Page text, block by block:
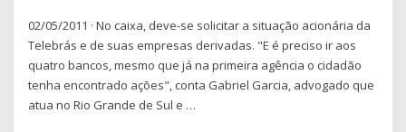
02/05/2011 · No caixa, deve-se solicitar a situação acionária da
Telebrás e de suas empresas derivadas. "E é preciso ir aos
quatro bancos, mesmo que já na primeira agência o cidadão
tenha encontrado ações", conta Gabriel Garcia, advogado que
atua no Rio Grande de Sul e …